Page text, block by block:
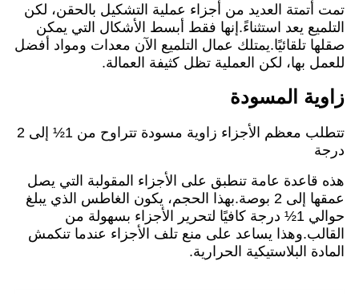
تمت أتمتة العديد من أجزاء عملية التشكيل بالحقن، لكن
التلميع يعد استثناءً.إنها فقط أبسط الأشكال التي يمكن
صقلها تلقائيًا.يمتلك عمال التلميع الآن معدات ومواد أفضل
للعمل بها، لكن العملية تظل كثيفة العمالة.
زاوية المسودة
تتطلب معظم الأجزاء زاوية مسودة تتراوح من 1½ إلى 2
درجة
هذه قاعدة عامة تنطبق على الأجزاء المقولبة التي يصل
عمقها إلى 2 بوصة.بهذا الحجم، يكون الغاطس الذي يبلغ
حوالي 1½ درجة كافيًا لتحرير الأجزاء بسهولة من
القالب.وهذا يساعد على منع تلف الأجزاء عندما تنكمش
المادة البلاستيكية الحرارية.